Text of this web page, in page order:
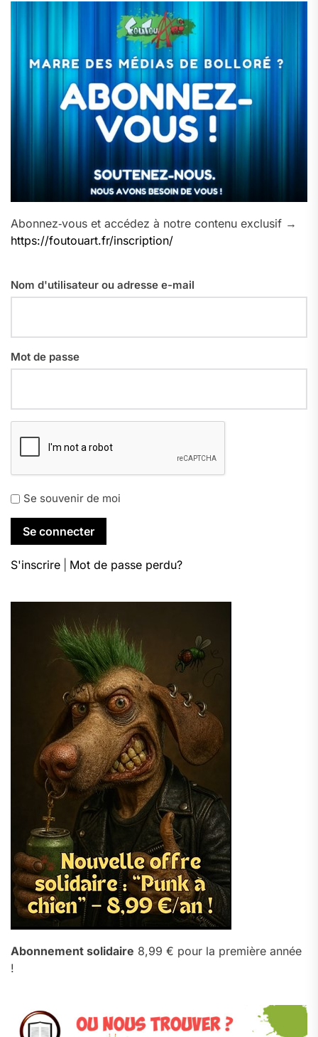
Abonnez‑vous et accédez à notre contenu exclusif →
https://foutouart.fr/inscription/
Nom d'utilisateur ou adresse e-mail
Mot de passe
Se souvenir de moi
S'inscrire Mot de passe perdu?
Abonnement solidaire 8,99 € pour la première année
!